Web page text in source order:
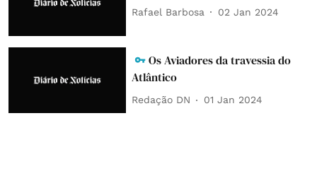
Rafael Barbosa 02 Jan 2024
Os Aviadores da travessia do
Atlântico
Redação DN 01 Jan 2024